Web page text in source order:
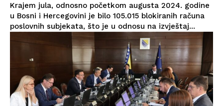
Krajem jula, odnosno početkom augusta 2024. godine
u Bosni i Hercegovini je bilo 105.015 blokiranih računa
poslovnih subjekata, što je u odnosu na izvještaj...